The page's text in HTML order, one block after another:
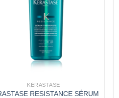
KÉRASTASE
RESISTANCE SÉRUM